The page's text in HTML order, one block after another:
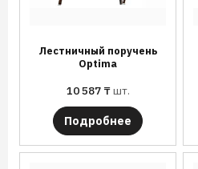
Лестничный поручень
Optima
10 587 ₸шт.
Подробнее